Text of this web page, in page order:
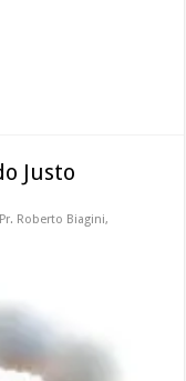
Justo
Pr. Roberto Biagini,